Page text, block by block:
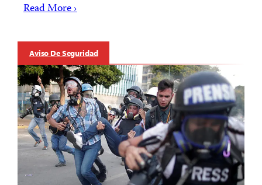
Read More ›
Aviso De Seguridad